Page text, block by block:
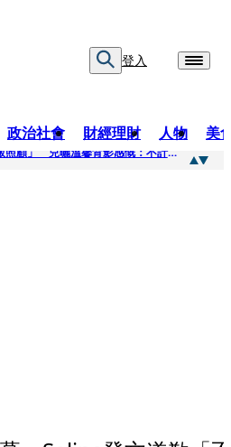
登入
政治社會 財經理財 人物 美
廖峻中風前妻「父親節餵飯照顧」 兒曬溫馨背影感慨：不計前嫌的真愛